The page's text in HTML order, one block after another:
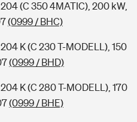
(C 350 4MATIC), 200 kW,
(0999 / BHC)
K (C 230 T-MODELL), 150
(0999 / BHD)
K (C 280 T-MODELL), 170
(0999 / BHE)